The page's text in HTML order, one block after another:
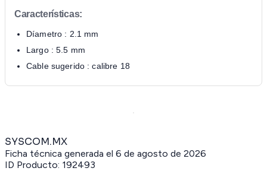
Características:
Díametro : 2.1 mm
Largo : 5.5 mm
Cable sugerido : calibre 18
SYSCOM.MX
Ficha técnica generada el 6 de agosto de 2026
ID Producto: 192493